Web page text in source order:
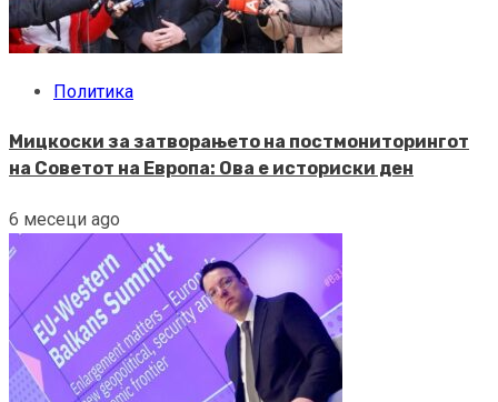
Политика
Мицкоски за затворањето на постмониторингот
на Советот на Европа: Ова е историски ден
6 месеци ago